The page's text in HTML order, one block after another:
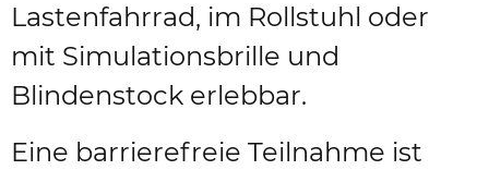
Lastenfahrrad, im Rollstuhl oder
mit Simulationsbrille und
Blindenstock erlebbar.
Eine barrierefreie Teilnahme ist